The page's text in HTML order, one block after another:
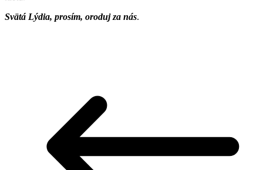
Svätá Lýdia, prosím, oroduj za nás.